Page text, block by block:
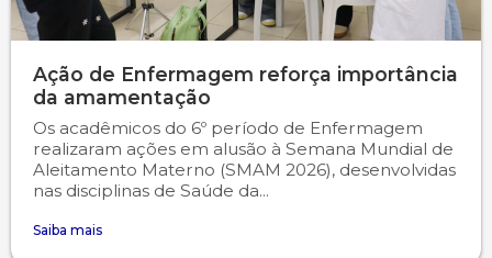
Ação de Enfermagem reforça importância
da amamentação
Os acadêmicos do 6º período de Enfermagem
realizaram ações em alusão à Semana Mundial de
Aleitamento Materno (SMAM 2026), desenvolvidas
nas disciplinas de Saúde da...
Saiba mais